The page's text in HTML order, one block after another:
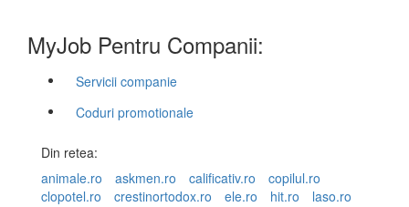
MyJob Pentru Companii:
Servicii companie
Coduri promotionale
Din retea:
animale.ro
askmen.ro calificativ.ro
copilul.ro
clopotel.ro
crestinortodox.ro ele.ro hit.ro
laso.ro